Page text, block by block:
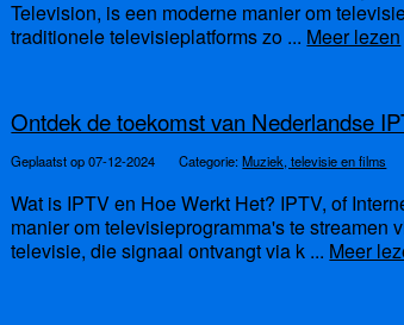
Television, is een moderne manier om
traditionele televisieplatforms zo ... Meer lezen
Ontdek de toekomst van Nederlandse
Geplaatst op 07-12-2024 Categorie:Muziek, televisie en films
Wat is IPTV en Hoe Werkt Het? IPTV, of
manier om televisieprogramma's te streamen
televisie, die signaal ontvangt via k ... Meer